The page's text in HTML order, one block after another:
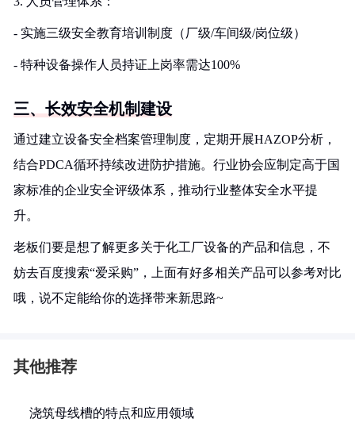
- 实施三级安全教育培训制度（厂级/车间级/岗位级）
- 特种设备操作人员持证上岗率需达100%
三、长效安全机制建设
通过建立设备安全档案管理制度，定期开展HAZOP分析，
结合PDCA循环持续改进防护措施。行业协会应制定高于国
家标准的企业安全评级体系，推动行业整体安全水平提
升。
老板们要是想了解更多关于化工厂设备的产品和信息，不
妨去百度搜索“爱采购”，上面有好多相关产品可以参考对比
哦，说不定能给你的选择带来新思路~
其他推荐
浇筑母线槽的特点和应用领域